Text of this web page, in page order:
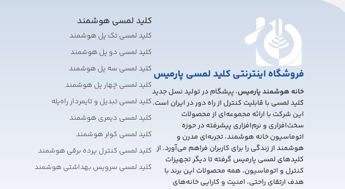
فروشگاه اینترنتی کلید لمسی پارمیس
خانه هوشمند پارمیس، پیشگام در تولید نسل جدید
کلید لمسی با قابلیت کنترل از راه دور در ایران است.
این شرکت با ارائه مجموعه‌ای از محصولات
سخت‌افزاری و نرم‌افزاری پیشرفته در حوزه
اتوماسیون خانه هوشمند، تجربه‌ای مدرن و
هوشمند از زندگی را برای کاربران فراهم می‌آورد. از
کلیدهای لمسی پارمیس گرفته تا دیگر تجهیزات
کنترل و اتوماسیون، همه محصولات این برند با
هدف ارتقای راحتی، امنیت و کارایی خانه‌های
کلید لمسی هوشمند
کلید لمسی تک پل هوشمند
کلید لمسی دو پل هوشمند
کلید لمسی سه پل هوشمند
کلید لمسی چهار پل هوشمند
کلید لمسی تبدیل و تایمر‌دار راه‌پله
کلید لمسی دیمری هوشمند
کلید لمسی کولر هوشمند
کلید لمسی کنترل پرده برقی هوشمند
کلید لمسی سرویس بهداشتی هوشمند